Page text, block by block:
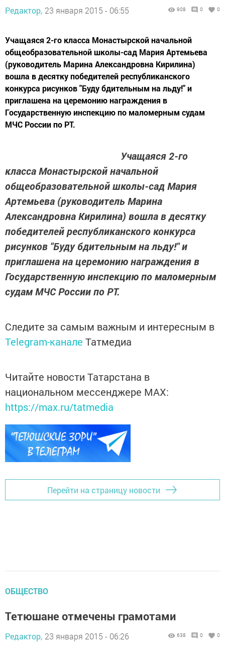
Редактор, 23 января 2015 - 06:55 908 0 0
Учащаяся 2-го класса Монастырской начальной
общеобразовательной школы-сад Мария Артемьева
(руководитель Марина Александровна Кирилина)
вошла в десятку победителей республиканского
конкурса рисунков "Буду бдительным на льду!" и
приглашена на церемонию награждения в
Государственную инспекцию по маломерным судам
МЧС России по РТ.
Учащаяся 2-го
класса Монастырской начальной
общеобразовательной школы-сад Мария
Артемьева (руководитель Марина
Александровна Кирилина) вошла в десятку
победителей республиканского конкурса
рисунков "Буду бдительным на льду!" и
приглашена на церемонию награждения в
Государственную инспекцию по маломерным
судам МЧС России по РТ.
Следите за самым важным и интересным в
Telegram-канале Татмедиа
Читайте новости Татарстана в
национальном мессенджере MАХ:
https://max.ru/tatmedia
Перейти на страницу новости
ОБЩЕСТВО
Тетюшане отмечены грамотами
Редактор, 23 января 2015 - 06:26 638 0 0